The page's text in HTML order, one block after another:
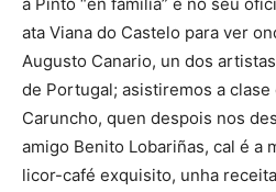
ata Viana do Castelo para ver
Augusto Canario, un dos
de Portugal; asistiremos a clase
Caruncho, quen despois nos
amigo Benito Lobariñas, cal é a
licor-café exquisito, unha